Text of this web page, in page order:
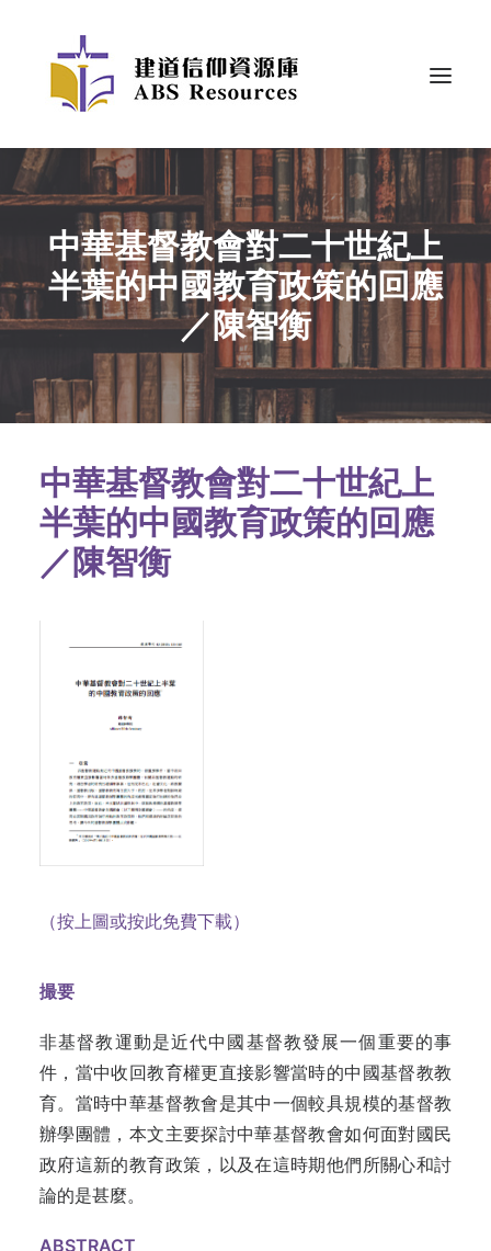
中華基督教會對二十世紀上
半葉的中國教育政策的回應
／陳智衡
中華基督教會對二十世紀上
半葉的中國教育政策的回應
／陳智衡
（按上圖或按此免費下載）
撮要
非基督教運動是近代中國基督教發展一個重要的事
件，當中收回教育權更直接影響當時的中國基督教教
育。當時中華基督教會是其中一個較具規模的基督教
辦學團體，本文主要探討中華基督教會如何面對國民
政府這新的教育政策，以及在這時期他們所關心和討
論的是甚麼。
ABSTRACT